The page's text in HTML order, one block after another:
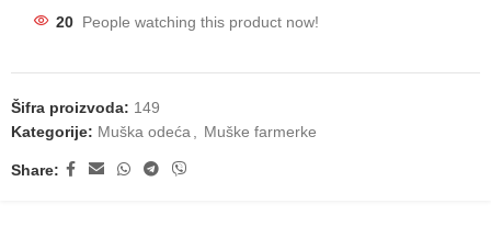
20 People watching this product now!
Šifra proizvoda: 149
Kategorije: Muška odeća Muške farmerke
Share: